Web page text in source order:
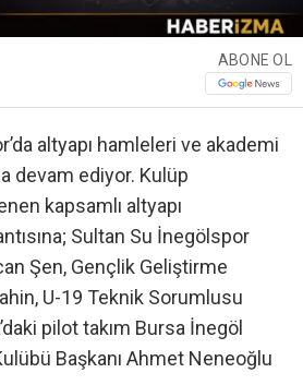
ABONE OL
altyapı hamleleri ve akademi
devam ediyor. Kulüp
kapsamlı altyapı
Sultan Su İnegölspor
Şen, Gençlik Geliştirme
U-19 Teknik Sorumlusu
pilot takım Bursa İnegöl
Başkanı Ahmet Neneoğlu